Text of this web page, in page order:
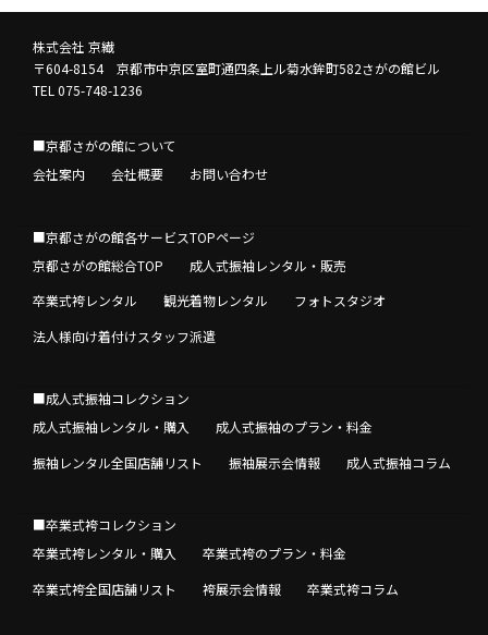
株式会社 京繊
〒604-8154 京都市中京区室町通四条上ル菊水鉾町582さがの館ビル
TEL 075-748-1236
■京都さがの館について
会社案内
会社概要 お問い合わせ
■京都さがの館各サービスTOPページ
京都さがの館総合TOP
成人式振袖レンタル・販売
卒業式袴レンタル
観光着物レンタル
フォトスタジオ
法人様向け着付けスタッフ派遣
■成人式振袖コレクション
成人式振袖レンタル・購入
成人式振袖のプラン・料金
振袖レンタル全国店舗リスト
振袖展示会情報 成人式振袖コラム
■卒業式袴コレクション
卒業式袴レンタル・購入
卒業式袴のプラン・料金
卒業式袴全国店舗リスト
袴展示会情報 卒業式袴コラム